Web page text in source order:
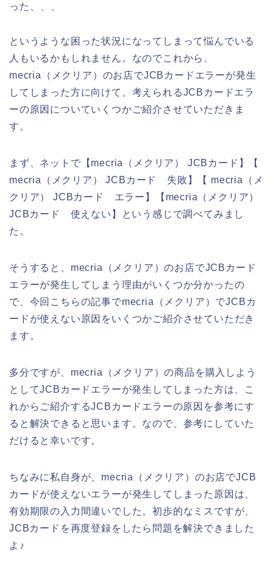
った、、、
というような困った状況になってしまって悩んでいる
人もいるかもしれません。なのでこれから、
mecria（メクリア）のお店でJCBカードエラーが発生
してしまった方に向けて、考えられるJCBカードエラ
ーの原因についていくつかご紹介させていただきま
す。
まず、ネットで【mecria（メクリア） JCBカード】【
mecria（メクリア） JCBカード 失敗】【 mecria（メ
クリア） JCBカード エラー】【mecria（メクリア）
JCBカード 使えない】という感じで調べてみまし
た。
そうすると、mecria（メクリア）のお店でJCBカード
エラーが発生してしまう理由がいくつか分かったの
で、今回こちらの記事でmecria（メクリア）でJCBカ
ードが使えない原因をいくつかご紹介させていただき
ます。
多分ですが、mecria（メクリア）の商品を購入しよう
としてJCBカードエラーが発生してしまった方は、こ
れからご紹介するJCBカードエラーの原因を参考にす
ると解決できると思います。なので、参考にしていた
だけると幸いです。
ちなみに私自身が、mecria（メクリア）のお店でJCB
カードが使えないエラーが発生してしまった原因は、
有効期限の入力間違いでした。初歩的なミスですが、
JCBカードを再度登録をしたら問題を解決できました
よ♪